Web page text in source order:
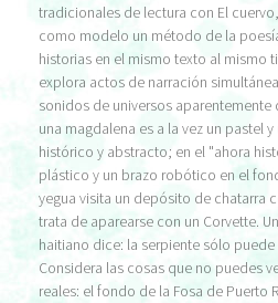
tradicionales de lectura con El
como modelo un método de la
historias en el mismo texto al mismo
explora actos de narración
sonidos de universos
una magdalena es a la vez un pastel
histórico y abstracto; en el "ahora
plástico y un brazo robótico en el
yegua visita un depósito de chatarra
trata de aparearse con un Corvette.
haitiano dice: la serpiente sólo puede
Considera las cosas que no puedes
reales: el fondo de la Fosa de Puerto